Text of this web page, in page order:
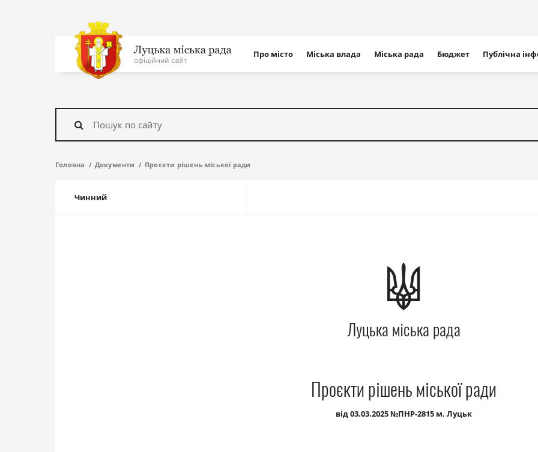
На
головну
сайту
Про місто Міська влада Міська рада Бюджет Публічна
Знайти
Головна Документи Проєкти рішень міської ради
Чинний
Луцька міська рада
Проєкти рішень міської ради
від 03.03.2025 №ПНР-2815 м. Луцьк